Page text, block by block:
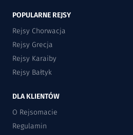
POPULARNE REJSY
Rejsy Chorwacja
Rejsy Grecja
Rejsy Karaiby
Rejsy Bałtyk
DLA KLIENTÓW
O Rejsomacie
Regulamin